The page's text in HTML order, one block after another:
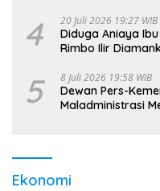
4 20 Juli 2026 19:27 WIB
Diduga Aniaya
Rimbo Ilir
5 8 Juli 2026 19:58 WIB
Dewan Pers-
Maladministrasi
Ekonomi